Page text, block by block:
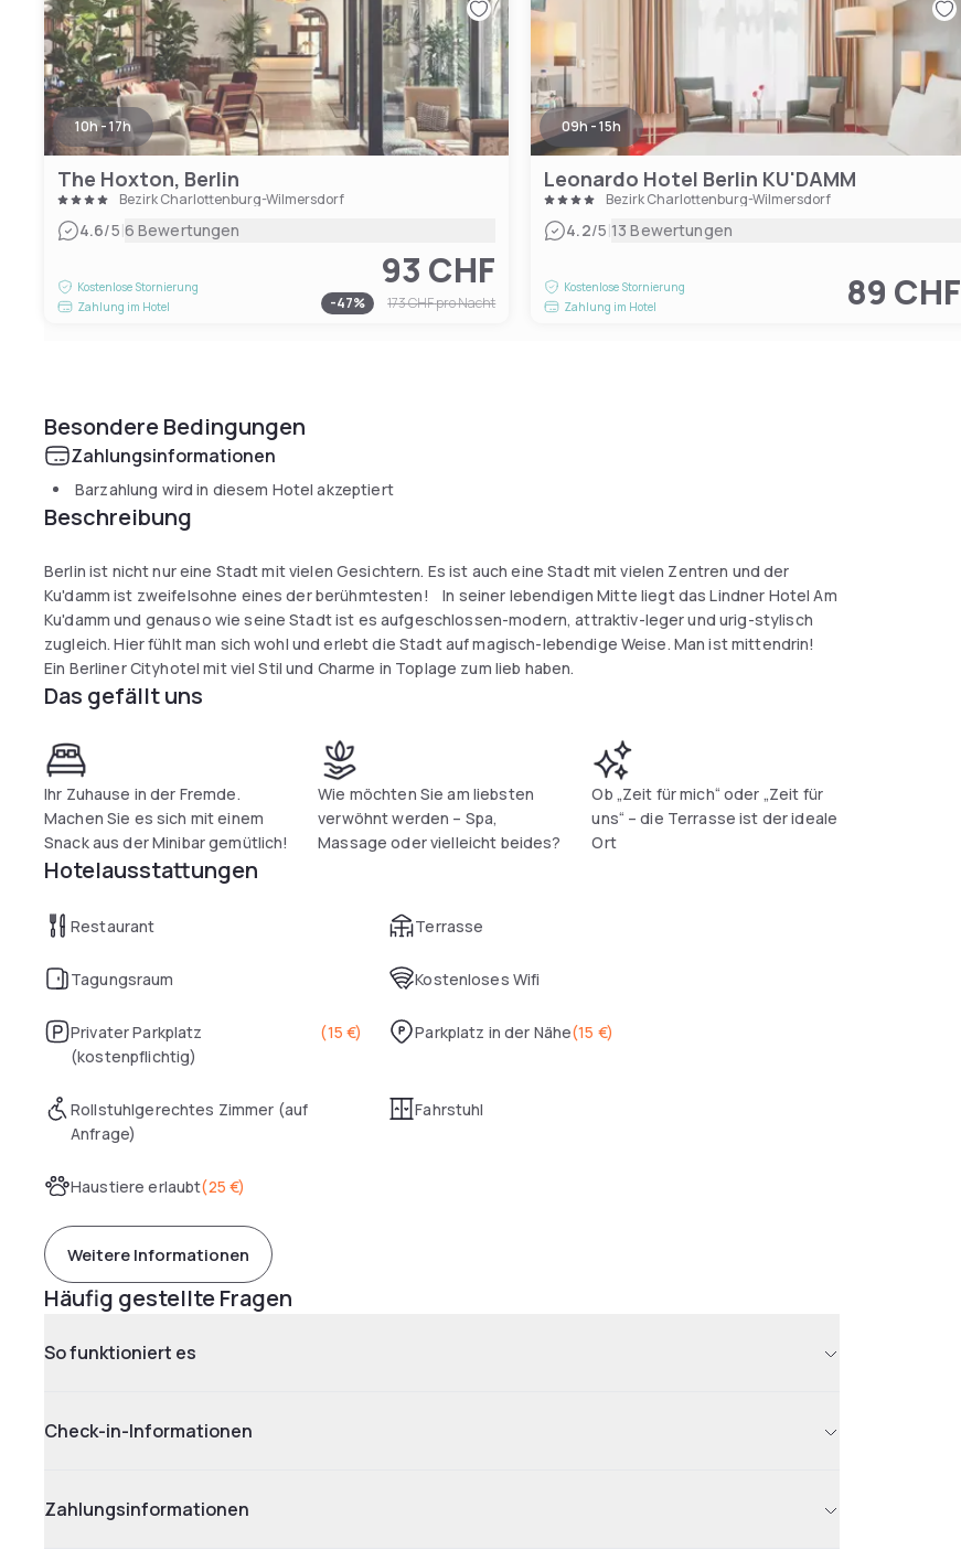
10h - 17h
The Hoxton, Berlin
Bezirk Charlottenburg-Wilmersdorf
4.6/5|6 Bewertungen
Kostenlose Stornierung
Zahlung im Hotel
93 CHF
-47% 173 CHFpro Nacht
09h - 15h
Leonardo Hotel Berlin KU'DAMM
Bezirk Charlottenburg-Wilmersdorf
4.2/5|13 Bewertungen
Kostenlose Stornierung
Zahlung im Hotel
89 CHF
Besondere Bedingungen
Zahlungsinformationen
Barzahlung wird in diesem Hotel akzeptiert
Beschreibung
Berlin ist nicht nur eine Stadt mit vielen Gesichtern. Es ist auch eine Stadt mit vielen Zentren und der
Ku'damm ist zweifelsohne eines der berühmtesten! In seiner lebendigen Mitte liegt das Lindner Hotel Am
Ku'damm und genauso wie seine Stadt ist es aufgeschlossen-modern, attraktiv-leger und urig-stylisch
zugleich. Hier fühlt man sich wohl und erlebt die Stadt auf magisch-lebendige Weise. Man ist mittendrin!
Ein Berliner Cityhotel mit viel Stil und Charme in Toplage zum lieb haben.
Das gefällt uns
Ihr Zuhause in der Fremde.
Machen Sie es sich mit einem
Snack aus der Minibar gemütlich!
Wie möchten Sie am liebsten
verwöhnt werden – Spa,
Massage oder vielleicht beides?
Ob „Zeit für mich“ oder „Zeit für
uns“ – die Terrasse ist der ideale
Ort
Hotelausstattungen
Restaurant Terrasse
Tagungsraum Kostenloses Wifi
Privater Parkplatz
(kostenpflichtig)
(15 €) Parkplatz in der Nähe(15 €)
Rollstuhlgerechtes Zimmer (auf
Anfrage)
Fahrstuhl
Haustiere erlaubt(25 €)
Weitere Informationen
Häufig gestellte Fragen
So funktioniert es
Check-in-Informationen
Zahlungsinformationen